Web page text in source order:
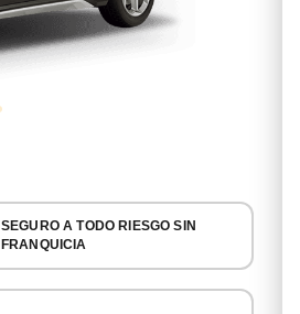
SEGURO A TODO RIESGO SIN
FRANQUICIA